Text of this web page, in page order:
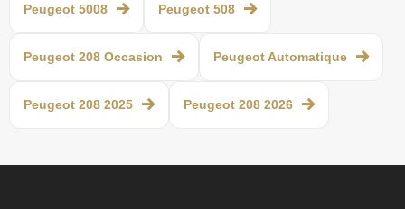
Peugeot 5008 Peugeot 508
Peugeot 208 Occasion Peugeot Automatique
Peugeot 208 2025 Peugeot 208 2026